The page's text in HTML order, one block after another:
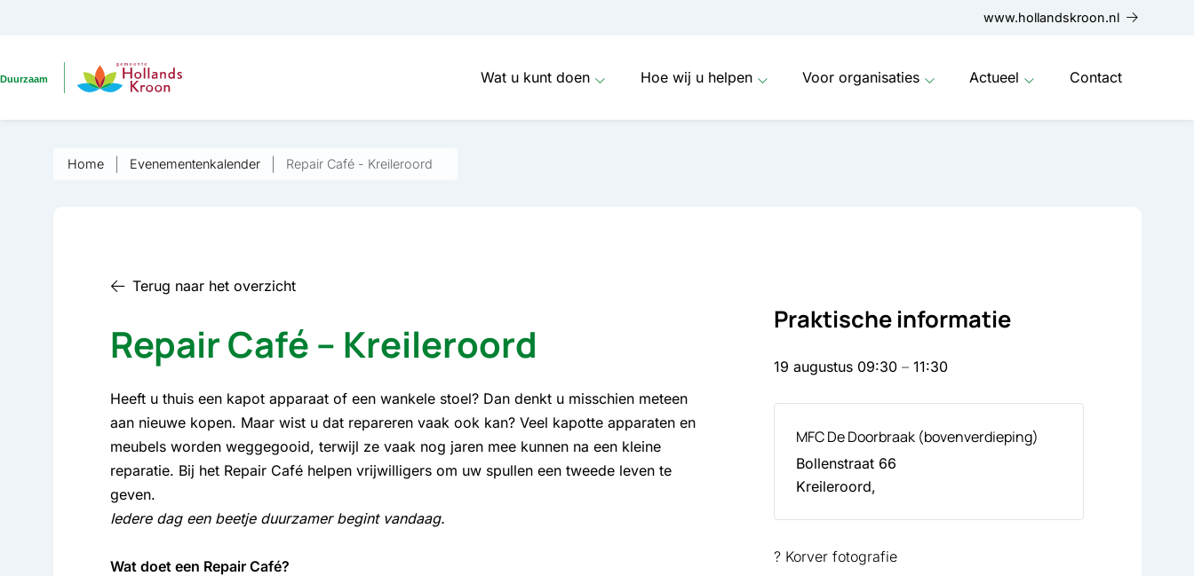
www.hollandskroon.nl
Wat u kunt doen Hoe wij u helpen Voor organisaties Actueel Contact
Home Evenementenkalender Repair Café - Kreileroord
Terug naar het overzicht
Repair Café – Kreileroord
Heeft u thuis een kapot apparaat of een wankele stoel? Dan denkt u misschien meteen
aan nieuwe kopen. Maar wist u dat repareren vaak ook kan? Veel kapotte apparaten en
meubels worden weggegooid, terwijl ze vaak nog jaren mee kunnen na een kleine
reparatie. Bij het Repair Café helpen vrijwilligers om uw spullen een tweede leven te
geven.
Iedere dag een beetje duurzamer begint vandaag.
Wat doet een Repair Café?
Praktische informatie
19 augustus 09:30 – 11:30
MFC De Doorbraak (bovenverdieping)
Bollenstraat 66
Kreileroord,
? Korver fotografie